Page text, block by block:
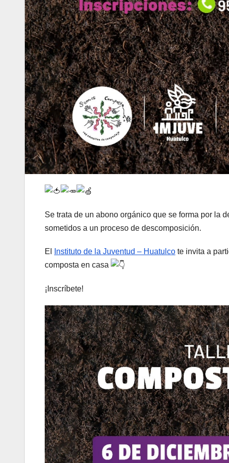
Se trata de un abono orgánico que se forma por la
sometidos a un proceso de descomposición.
El Instituto de la Juventud – Huatulco te invita a
composta en casa
¡Inscríbete!